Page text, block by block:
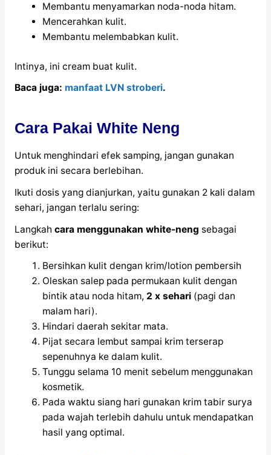
Membantu menyamarkan noda-noda hitam.
Mencerahkan kulit.
Membantu melembabkan kulit.
Intinya, ini cream buat kulit.
Baca juga: manfaat LVN stroberi.
Cara Pakai White Neng
Untuk menghindari efek samping, jangan gunakan
produk ini secara berlebihan.
Ikuti dosis yang dianjurkan, yaitu gunakan 2 kali dalam
sehari, jangan terlalu sering:
Langkah cara menggunakan white-neng sebagai
berikut:
Bersihkan kulit dengan krim/lotion pembersih
Oleskan salep pada permukaan kulit dengan
bintik atau noda hitam, 2 x sehari (pagi dan
malam hari).
Hindari daerah sekitar mata.
Pijat secara lembut sampai krim terserap
sepenuhnya ke dalam kulit.
Tunggu selama 10 menit sebelum menggunakan
kosmetik.
Pada waktu siang hari gunakan krim tabir surya
pada wajah terlebih dahulu untuk mendapatkan
hasil yang optimal.